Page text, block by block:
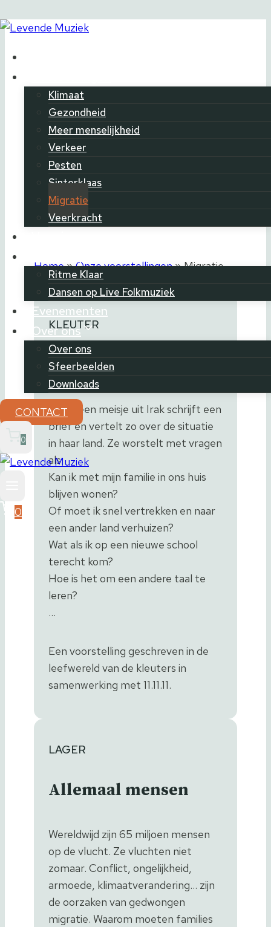
Doorgaan
inhoud
Klimaat
Gezondheid
Meer menselijkheid
Verkeer
Pesten
Sinterklaas
Migratie
Veerkracht
Ritme Klaar
Dansen op Live Folkmuziek
Evenementen
Over ons
Over ons
Sfeerbeelden
Downloads
CONTACT
0
0
Migratie
Home»Onze voorstellingen»Migratie
KLEUTER
Waar kan ik wonen?
Even, een meisje uit Irak schrijft een
brief en vertelt zo over de situatie
in haar land. Ze worstelt met vragen
als:
Kan ik met mijn familie in ons huis
blijven wonen?
Of moet ik snel vertrekken en naar
een ander land verhuizen?
Wat als ik op een nieuwe school
terecht kom?
Hoe is het om een andere taal te
leren?
…
Een voorstelling geschreven in de
leefwereld van de kleuters in
samenwerking met 11.11.11.
LAGER
Allemaal mensen
Wereldwijd zijn 65 miljoen mensen
op de vlucht. Ze vluchten niet
zomaar. Conflict, ongelijkheid,
armoede, klimaatverandering… zijn
de oorzaken van gedwongen
migratie. Waarom moeten families